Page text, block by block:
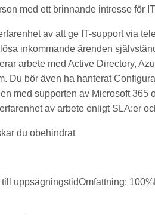
med ett brinnande intresse för
av att ge IT-support via
inkommande ärenden
arbete med Active Directory,
Du bör även ha hanterat
med supporten av Microsoft
av arbete enligt SLA:er
du obehindrat
uppsägningstidOmfattning: